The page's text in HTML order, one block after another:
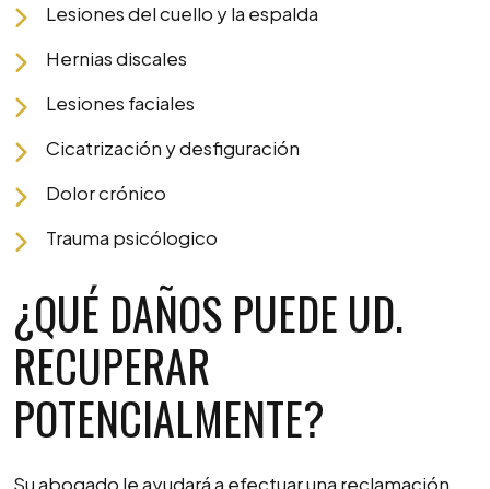
Lesiones del cuello y la espalda
Hernias discales
Lesiones faciales
Cicatrización y desfiguración
Dolor crónico
Trauma psicólogico
¿QUÉ DAÑOS PUEDE UD.
RECUPERAR
POTENCIALMENTE?
Su abogado le ayudará a efectuar una reclamación